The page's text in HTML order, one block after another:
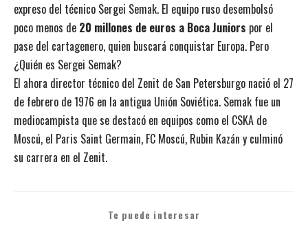
expreso del técnico Sergei Semak. El equipo ruso desembolsó
poco menos de 20 millones de euros a Boca Juniors por el
pase del cartagenero, quien buscará conquistar Europa. Pero
¿Quién es Sergei Semak?
El ahora director técnico del Zenit de San Petersburgo nació el 27
de febrero de 1976 en la antigua Unión Soviética. Semak fue un
mediocampista que se destacó en equipos como el CSKA de
Moscú, el Paris Saint Germain, FC Moscú, Rubin Kazán y culminó
su carrera en el Zenit.
Te puede interesar